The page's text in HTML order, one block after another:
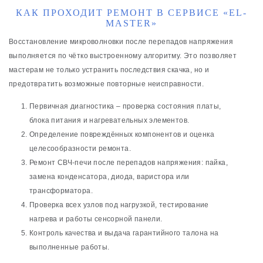
КАК ПРОХОДИТ РЕМОНТ В СЕРВИСЕ «EL-
MASTER»
Восстановление микроволновки после перепадов напряжения
выполняется по чётко выстроенному алгоритму. Это позволяет
мастерам не только устранить последствия скачка, но и
предотвратить возможные повторные неисправности.
Первичная диагностика – проверка состояния платы,
блока питания и нагревательных элементов.
Определение повреждённых компонентов и оценка
целесообразности ремонта.
Ремонт СВЧ-печи после перепадов напряжения: пайка,
замена конденсатора, диода, варистора или
трансформатора.
Проверка всех узлов под нагрузкой, тестирование
нагрева и работы сенсорной панели.
Контроль качества и выдача гарантийного талона на
выполненные работы.